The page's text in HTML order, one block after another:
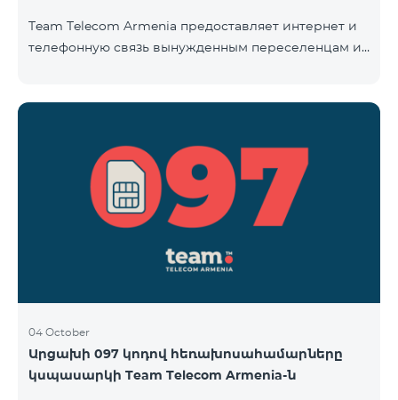
Team Telecom Armenia предоставляет интернет и
телефонную связь вынужденным переселенцам из
самым соглашаясь с его условиями,
размещенными на сайте www.telecomarmenia.am и
публичной офертой. Абоненты телефонных
номеров с префиксом 097, будут обслуживаться по
04 October
Արցախի 097 կոդով հեռախոսահամարները
կսպասարկի Team Telecom Armenia-ն